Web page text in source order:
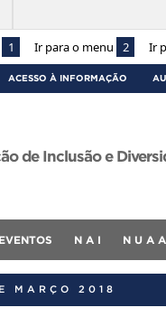
1 Ir para o menu 2 Ir
ACESSO À INFORMAÇÃO
de Inclusão e
EVENTOS N A I N U A
MARÇO 2018